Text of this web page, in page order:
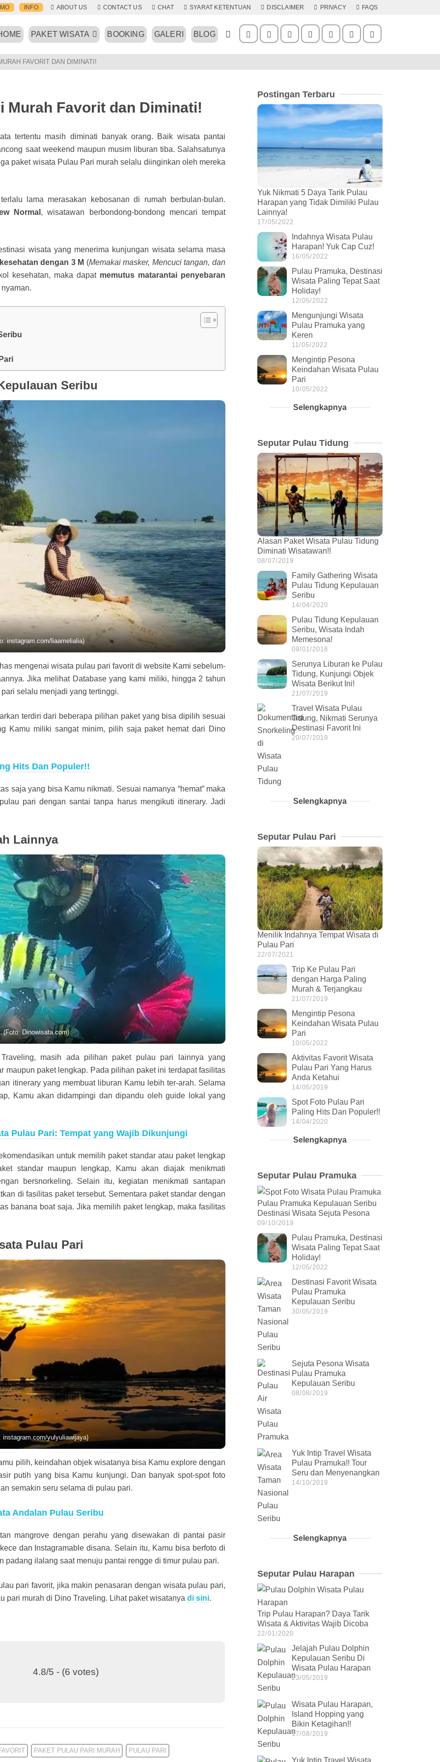
INFO ABOUT US CONTACT US CHAT SYARAT KETENTUAN DISCLAIMER PRIVACY FAQS
PAKET WISATA BOOKING GALERI BLOG
FAVORIT DAN DIMINATI!
Murah Favorit dan Diminati!
tertentu masih diminati banyak orang. Baik wisata pantai
saat weekend maupun musim liburan tiba. Salahsatunya
paket wisata Pulau Pari murah selalu diinginkan oleh mereka
lama merasakan kebosanan di rumah berbulan-bulan.
Normal , wisatawan berbondong-bondong mencari tempat
wisata yang menerima kunjungan wisata selama masa
dengan 3 M (Memakai masker, Mencuci tangan, dan
kesehatan, maka dapat memutus matarantai penyebaran
Seribu
instagram.com/liaamelialia)
mengenai wisata pulau pari favorit di website Kami sebelum-
Jika melihat Database yang kami miliki, hingga 2 tahun
selalu menjadi yang tertinggi.
terdiri dari beberapa pilihan paket yang bisa dipilih sesuai
Kamu miliki sangat minim, pilih saja paket hemat dari Dino
Hits Dan Populer!!
saja yang bisa Kamu nikmati. Sesuai namanya “hemat” maka
pari dengan santai tanpa harus mengikuti itinerary. Jadi
Lainnya
(Foto: Dinowisata.com)
masih ada pilihan paket pulau pari lainnya yang
maupun paket lengkap. Pada pilihan paket ini terdapat fasilitas
itinerary yang membuat liburan Kamu lebih ter-arah. Selama
Kamu akan didampingi dan dipandu oleh guide lokal yang
Pulau Pari: Tempat yang Wajib Dikunjungi
untuk memilih paket standar atau paket lengkap
standar maupun lengkap, Kamu akan diajak menikmati
bersnorkeling. Selain itu, kegiatan menikmati santapan
di fasilitas paket tersebut. Sementara paket standar dengan
banana boat saja. Jika memilih paket lengkap, maka fasilitas
Pulau Pari
instagram.com/yulyuliawijaya)
pilih, keindahan objek wisatanya bisa Kamu explore dengan
putih yang bisa Kamu kunjungi. Dan banyak spot-spot foto
semakin seru selama di pulau pari.
Andalan Pulau Seribu
mangrove dengan perahu yang disewakan di pantai pasir
dan Instagramable disana. Selain itu, Kamu bisa berfoto di
ilalang saat menuju pantai rengge di timur pulau pari.
pari favorit, jika makin penasaran dengan wisata pulau pari,
pari murah di Dino Traveling. Lihat paket wisatanya di sini.
4.8/5 - (6 votes)
PAKET PULAU PARI MURAH PULAU PARI
Postingan Terbaru
Yuk Nikmati 5 Daya Tarik Pulau
Harapan yang Tidak Dimiliki Pulau
Lainnya!
17/05/2022
Indahnya Wisata Pulau
Harapan! Yuk Cap Cuz!
16/05/2022
Pulau Pramuka, Destinasi
Wisata Paling Tepat Saat
Holiday!
12/05/2022
Mengunjungi Wisata
Pulau Pramuka yang
Keren
11/05/2022
Mengintip Pesona
Keindahan Wisata Pulau
Pari
10/05/2022
Selengkapnya
Seputar Pulau Tidung
Alasan Paket Wisata Pulau Tidung
Diminati Wisatawan!!
08/07/2019
Family Gathering Wisata
Pulau Tidung Kepulauan
Seribu
14/04/2020
Pulau Tidung Kepulauan
Seribu, Wisata Indah
Memesona!
09/01/2018
Serunya Liburan ke Pulau
Tidung, Kunjungi Objek
Wisata Berikut Ini!
21/07/2019
Travel Wisata Pulau
Tidung, Nikmati Serunya
Destinasi Favorit Ini
20/07/2019
Selengkapnya
Seputar Pulau Pari
Menilik Indahnya Tempat Wisata di
Pulau Pari
22/07/2021
Trip Ke Pulau Pari
dengan Harga Paling
Murah & Terjangkau
21/07/2019
Mengintip Pesona
Keindahan Wisata Pulau
Pari
10/05/2022
Aktivitas Favorit Wisata
Pulau Pari Yang Harus
Anda Ketahui
14/05/2019
Spot Foto Pulau Pari
Paling Hits Dan Populer!!
14/04/2020
Selengkapnya
Seputar Pulau Pramuka
Pulau Pramuka Kepulauan Seribu
Destinasi Wisata Sejuta Pesona
09/10/2019
Pulau Pramuka, Destinasi
Wisata Paling Tepat Saat
Holiday!
12/05/2022
Destinasi Favorit Wisata
Pulau Pramuka
Kepulauan Seribu
30/05/2019
Sejuta Pesona Wisata
Pulau Pramuka
Kepulauan Seribu
08/08/2019
Yuk Intip Travel Wisata
Pulau Pramuka!! Tour
Seru dan Menyenangkan
14/10/2019
Selengkapnya
Seputar Pulau Harapan
Trip Pulau Harapan? Daya Tarik
Wisata & Aktivitas Wajib Dicoba
22/01/2020
Jelajah Pulau Dolphin
Kepulauan Seribu Di
Wisata Pulau Harapan
23/05/2019
Wisata Pulau Harapan,
Island Hopping yang
Bikin Ketagihan!!
17/08/2019
Yuk Intip Travel Wisata